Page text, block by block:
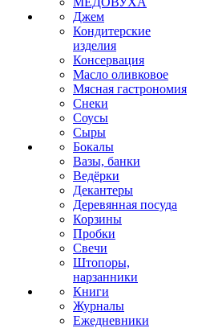
Джем
Кондитерские
изделия
Консервация
Масло оливковое
Мясная гастрономия
Снеки
Соусы
Сыры
Бокалы
Вазы, банки
Ведёрки
Декантеры
Деревянная посуда
Корзины
Пробки
Свечи
Штопоры,
нарзанники
Книги
Журналы
Ежедневники